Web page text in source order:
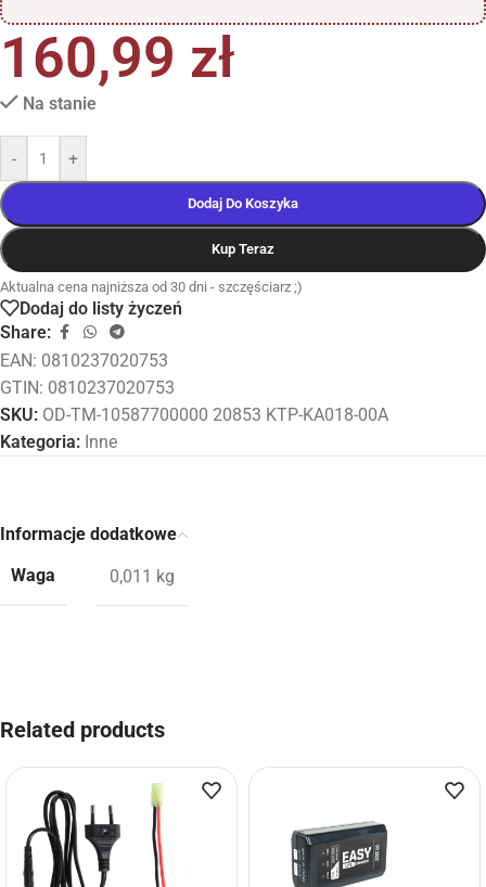
160,99 zł
Na stanie
- +
Dodaj Do Koszyka
Kup Teraz
Aktualna cena najniższa od 30 dni - szczęściarz ;)
Dodaj do listy życzeń
Share:
EAN: 0810237020753
GTIN: 0810237020753
SKU: OD-TM-10587700000 20853 KTP-KA018-00A
Kategoria: Inne
Informacje dodatkowe
Waga
0,011 kg
Related products